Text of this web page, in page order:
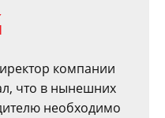
компании
что в нынешних
необходимо